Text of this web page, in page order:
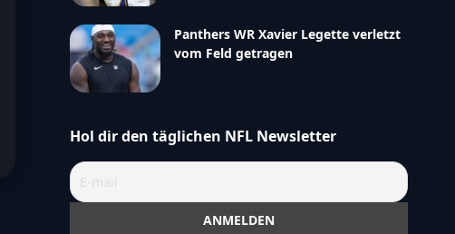
Panthers WR Xavier Legette verletzt
vom Feld getragen
Hol dir den täglichen NFL Newsletter